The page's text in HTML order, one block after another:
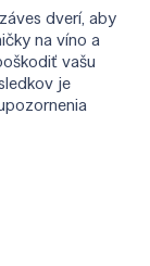
dverí, aby
na víno a
vašu
je